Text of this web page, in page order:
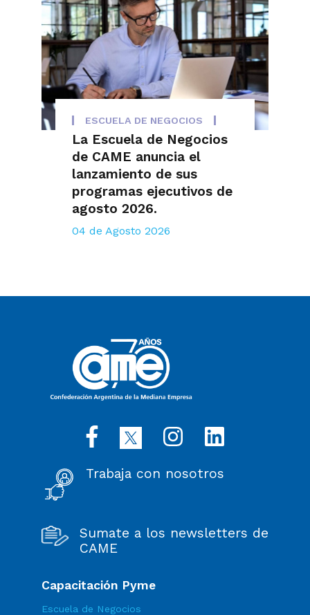
ESCUELA DE NEGOCIOS
La Escuela de Negocios
de CAME anuncia el
lanzamiento de sus
programas ejecutivos de
agosto 2026.
04 de Agosto 2026
Trabaja con nosotros
Sumate a los newsletters de
CAME
Capacitación Pyme
Escuela de Negocios